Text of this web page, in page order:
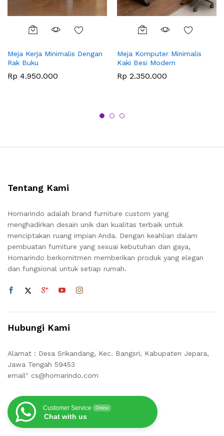
Meja Kerja Minimalis Dengan
Rak Buku
Rp 4.950.000
Meja Komputer Minimalis
Kaki Besi Modern
Rp 2.350.000
Tentang Kami
Homarindo adalah brand furniture custom yang
menghadirkan desain unik dan kualitas terbaik untuk
menciptakan ruang impian Anda. Dengan keahlian dalam
pembuatan furniture yang sesuai kebutuhan dan gaya,
Homarindo berkomitmen memberikan produk yang elegan
dan fungsional untuk setiap rumah.
Hubungi Kami
Alamat : Desa Srikandang, Kec. Bangsri, Kabupaten Jepara,
Jawa Tengah 59453
email" cs@homarindo.com
Customer Service Online
Chat with us